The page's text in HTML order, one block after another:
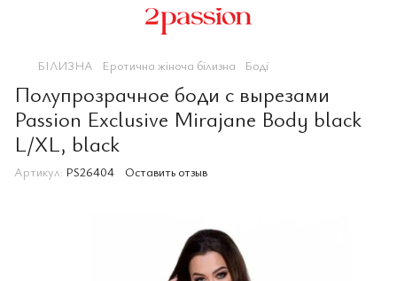
БІЛИЗНА Еротична жіноча білизна Боді
Полупрозрачное боди с вырезами
Passion Exclusive Mirajane Body black
L/XL, black
Артикул: PS26404 Оставить отзыв